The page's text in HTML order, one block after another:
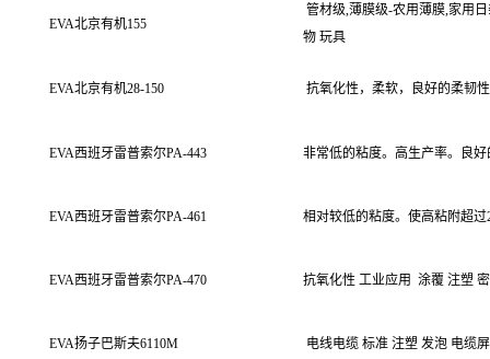
EVA北京有机155
管材级 薄膜级-农用薄膜 家用
物 玩具
EVA北京有机28-150 抗氧化性，柔软，良好的柔韧
EVA西班牙雷普索尔PA-443 非常低的粘度。高生产率。良
EVA西班牙雷普索尔PA-461 相对较低的粘度。使高粘附超过
EVA西班牙雷普索尔PA-470 抗氧化性 工业应用 涂覆 注塑
EVA扬子巴斯夫6110M 电线电缆 标准 注塑 发泡 电缆